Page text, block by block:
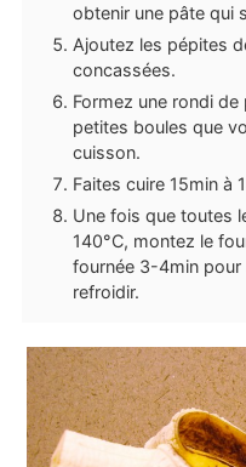
obtenir une pâte qui
Ajoutez les pépites
concassées.
Formez une rondi
petites boules que
cuisson.
Faites cuire 15min à
Une fois que toutes
140°C, montez le
fournée 3-4min pour
refroidir.